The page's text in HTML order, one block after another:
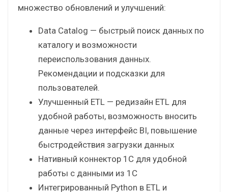
ЗАПИСЬ ВЕБИНАРА
Что нового будет в PIX BI
в 2024 году?
Роадмап PIX BI на 2024 год обещает
множество обновлений и улучшений:
Data Catalog — быстрый поиск данных по
каталогу и возможности
переиспользования данных.
Рекомендации и подсказки для
пользователей.
Улучшенный ETL — редизайн ETL для